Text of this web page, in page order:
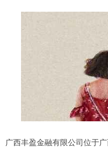
广西丰盈金融有限公司位于